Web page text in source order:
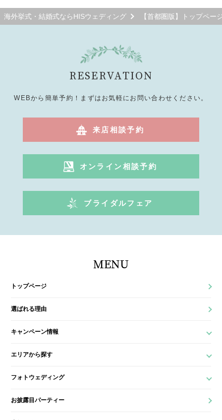
海外挙式・結婚式ならHISウェディング 【首都圏版】トップペー
RESERVATION
WEBから簡単予約！まずはお気軽にお問い合わせください。
来店相談予約
オンライン相談予約
ブライダルフェア
MENU
トップページ
選ばれる理由
キャンペーン情報
エリアから探す
フォトウェディング
お披露目パーティー